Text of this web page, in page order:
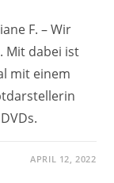
F. – Wir
Mit dabei ist
mit einem
APRIL 12, 2022